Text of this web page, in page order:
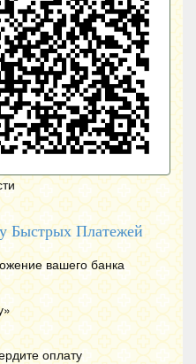
Быстрых Платежей
вашего банка
оплату